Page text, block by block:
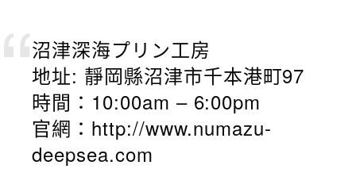
沼津深海プリン工房
地址: 靜岡縣沼津市千本港町97
時間：10:00am – 6:00pm
官網：http://www.numazu-
deepsea.com